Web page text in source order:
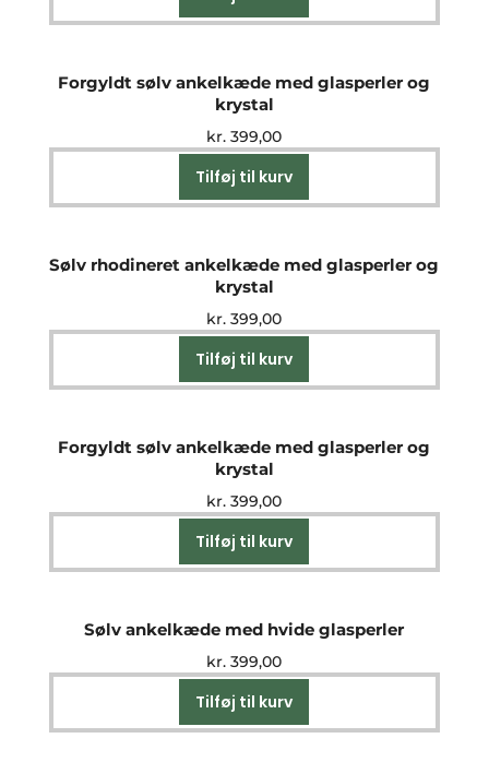
Forgyldt sølv ankelkæde med glasperler og
krystal
kr. 399,00
Tilføj til kurv
Sølv rhodineret ankelkæde med glasperler og
krystal
kr. 399,00
Tilføj til kurv
Forgyldt sølv ankelkæde med glasperler og
krystal
kr. 399,00
Tilføj til kurv
Sølv ankelkæde med hvide glasperler
kr. 399,00
Tilføj til kurv